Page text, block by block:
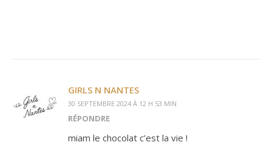
GIRLS N NANTES
30 SEPTEMBRE 2024 À 12 H 53 MIN
RÉPONDRE
miam le chocolat c’est la vie !